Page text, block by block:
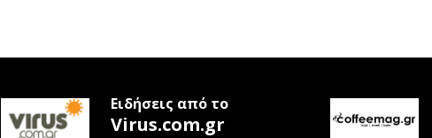
Ειδήσεις από το
Virus.com.gr